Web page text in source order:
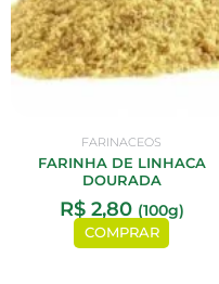
FARINACEOS
FARINHA DE LINHACA
DOURADA
R$2,80 (100g)
COMPRAR